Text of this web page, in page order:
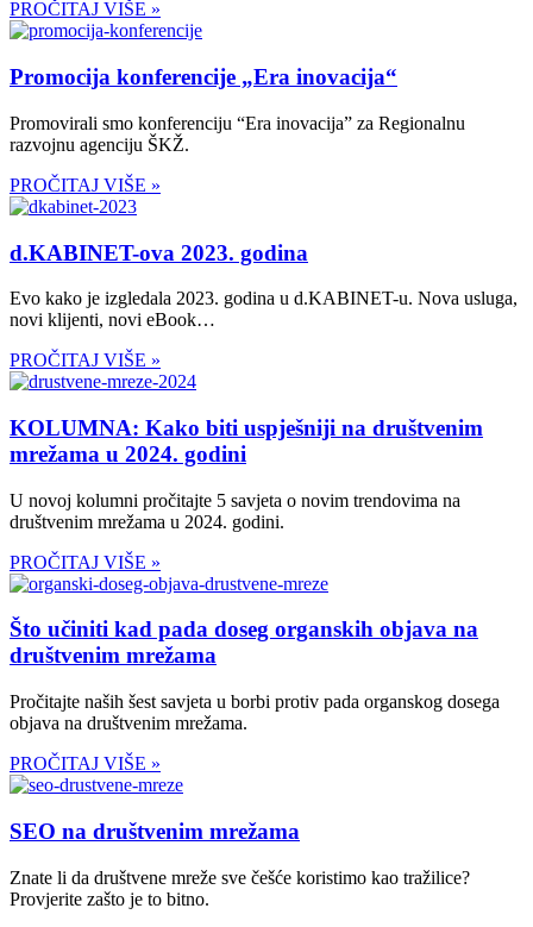
PROČITAJ VIŠE »
Promocija konferencije „Era inovacija“
Promovirali smo konferenciju “Era inovacija” za Regionalnu
razvojnu agenciju ŠKŽ.
PROČITAJ VIŠE »
d.KABINET-ova 2023. godina
Evo kako je izgledala 2023. godina u d.KABINET-u. Nova usluga,
novi klijenti, novi eBook…
PROČITAJ VIŠE »
KOLUMNA: Kako biti uspješniji na društvenim
mrežama u 2024. godini
U novoj kolumni pročitajte 5 savjeta o novim trendovima na
društvenim mrežama u 2024. godini.
PROČITAJ VIŠE »
Što učiniti kad pada doseg organskih objava na
društvenim mrežama
Pročitajte naših šest savjeta u borbi protiv pada organskog dosega
objava na društvenim mrežama.
PROČITAJ VIŠE »
SEO na društvenim mrežama
Znate li da društvene mreže sve češće koristimo kao tražilice?
Provjerite zašto je to bitno.